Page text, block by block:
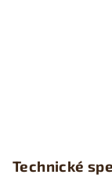
Technické